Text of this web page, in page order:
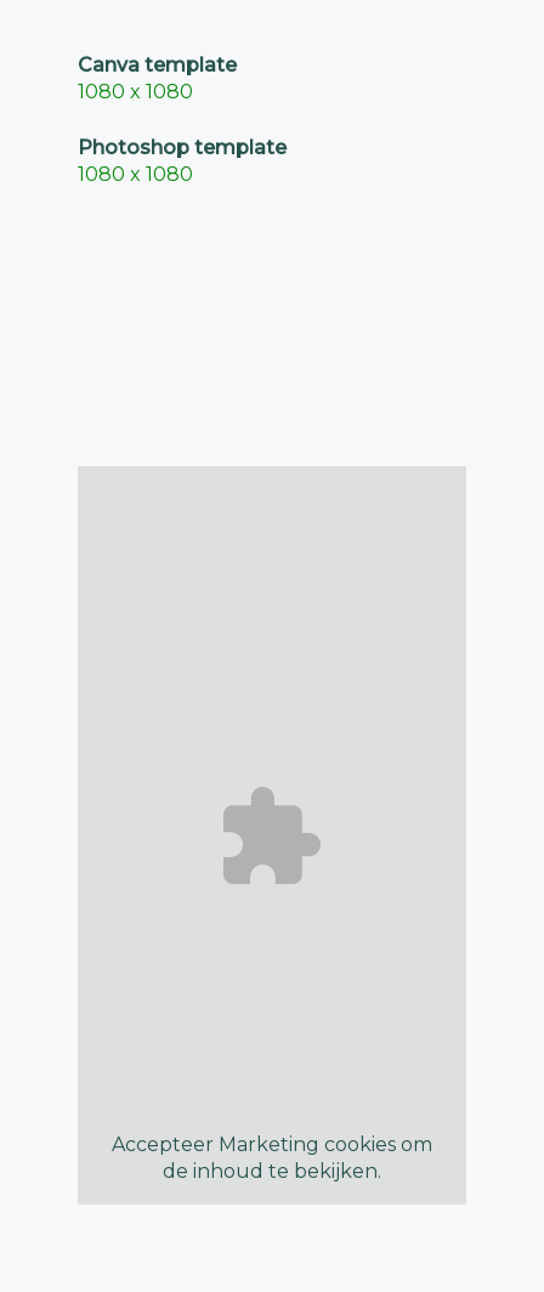
Canva template
1080 x 1080
Photoshop template
1080 x 1080
Accepteer Marketing cookies om
de inhoud te bekijken.